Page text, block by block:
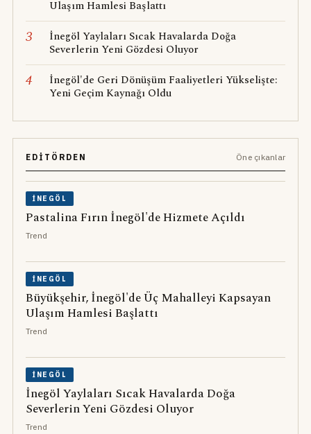
Ulaşım Hamlesi Başlattı
3
İnegöl Yaylaları Sıcak Havalarda Doğa
Severlerin Yeni Gözdesi Oluyor
4
İnegöl'de Geri Dönüşüm Faaliyetleri Yükselişte:
Yeni Geçim Kaynağı Oldu
EDITÖRDEN Öne çıkanlar
İNEGÖL
Pastalina Fırın İnegöl'de Hizmete Açıldı
Trend
İNEGÖL
Büyükşehir, İnegöl'de Üç Mahalleyi Kapsayan
Ulaşım Hamlesi Başlattı
Trend
İNEGÖL
İnegöl Yaylaları Sıcak Havalarda Doğa
Severlerin Yeni Gözdesi Oluyor
Trend